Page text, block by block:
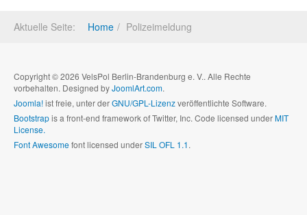
Aktuelle Seite: Home Polizeimeldung
Copyright © 2026 VelsPol Berlin-Brandenburg e. V.. Alle Rechte
vorbehalten. Designed byJoomlArt.com.
Joomla!ist freie, unter derGNU/GPL-Lizenzveröffentlichte Software.
Bootstrapis a front-end framework of Twitter, Inc. Code licensed underMIT
License.
Font Awesomefont licensed underSIL OFL 1.1.